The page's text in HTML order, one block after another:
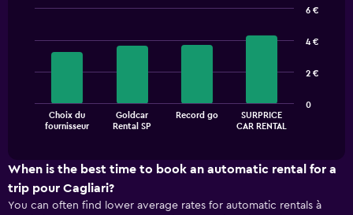
bars.
The
chart
X
displaying
categories.
Choix du
fournisseur
Goldcar
Rental SP
Record go
SURPRICE
CAR RENTAL
0
2 €
4 €
6 €
When is the best time to book an automatic rental for a
trip pour Cagliari?
You can often find lower average rates for automatic rentals à